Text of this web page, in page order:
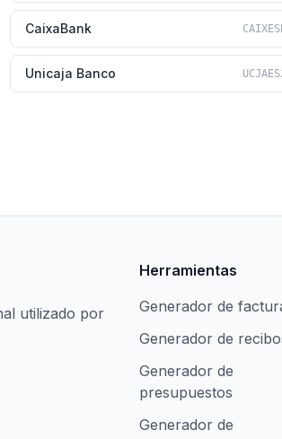
CaixaBank
Unicaja Banco
utilizado por
Herramientas
Generador de
Generador de
Generador de
presupuestos
Generador de